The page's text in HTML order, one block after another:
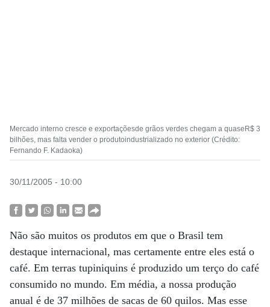
Mercado interno cresce e exportaçõesde grãos verdes chegam a quaseR$ 3
bilhões, mas falta vender o produtoindustrializado no exterior (Crédito:
Fernando F. Kadaoka)
30/11/2005 - 10:00
Não são muitos os produtos em que o Brasil tem
destaque internacional, mas certamente entre eles está o
café. Em terras tupiniquins é produzido um terço do café
consumido no mundo. Em média, a nossa produção
anual é de 37 milhões de sacas de 60 quilos. Mas esse